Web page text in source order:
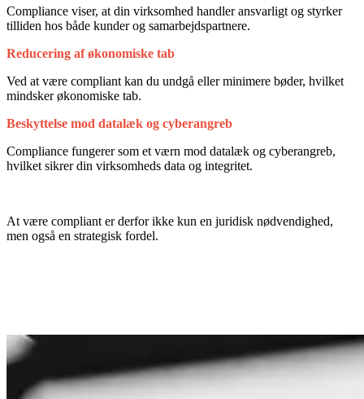
Compliance viser, at din virksomhed handler ansvarligt og styrker
tilliden hos både kunder og samarbejdspartnere.
Reducering af økonomiske tab
Ved at være compliant kan du undgå eller minimere bøder, hvilket
mindsker økonomiske tab.
Beskyttelse mod datalæk og cyberangreb
Compliance fungerer som et værn mod datalæk og cyberangreb,
hvilket sikrer din virksomheds data og integritet.
At være compliant er derfor ikke kun en juridisk nødvendighed,
men også en strategisk fordel.